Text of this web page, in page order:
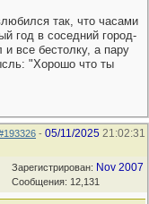
так, что часами
год в соседний город-
и все бестолку, а пару
"Хорошо что ты
- 05/11/2025 21:02:31
Зарегистрирован: Nov 2007
Сообщения: 12,131